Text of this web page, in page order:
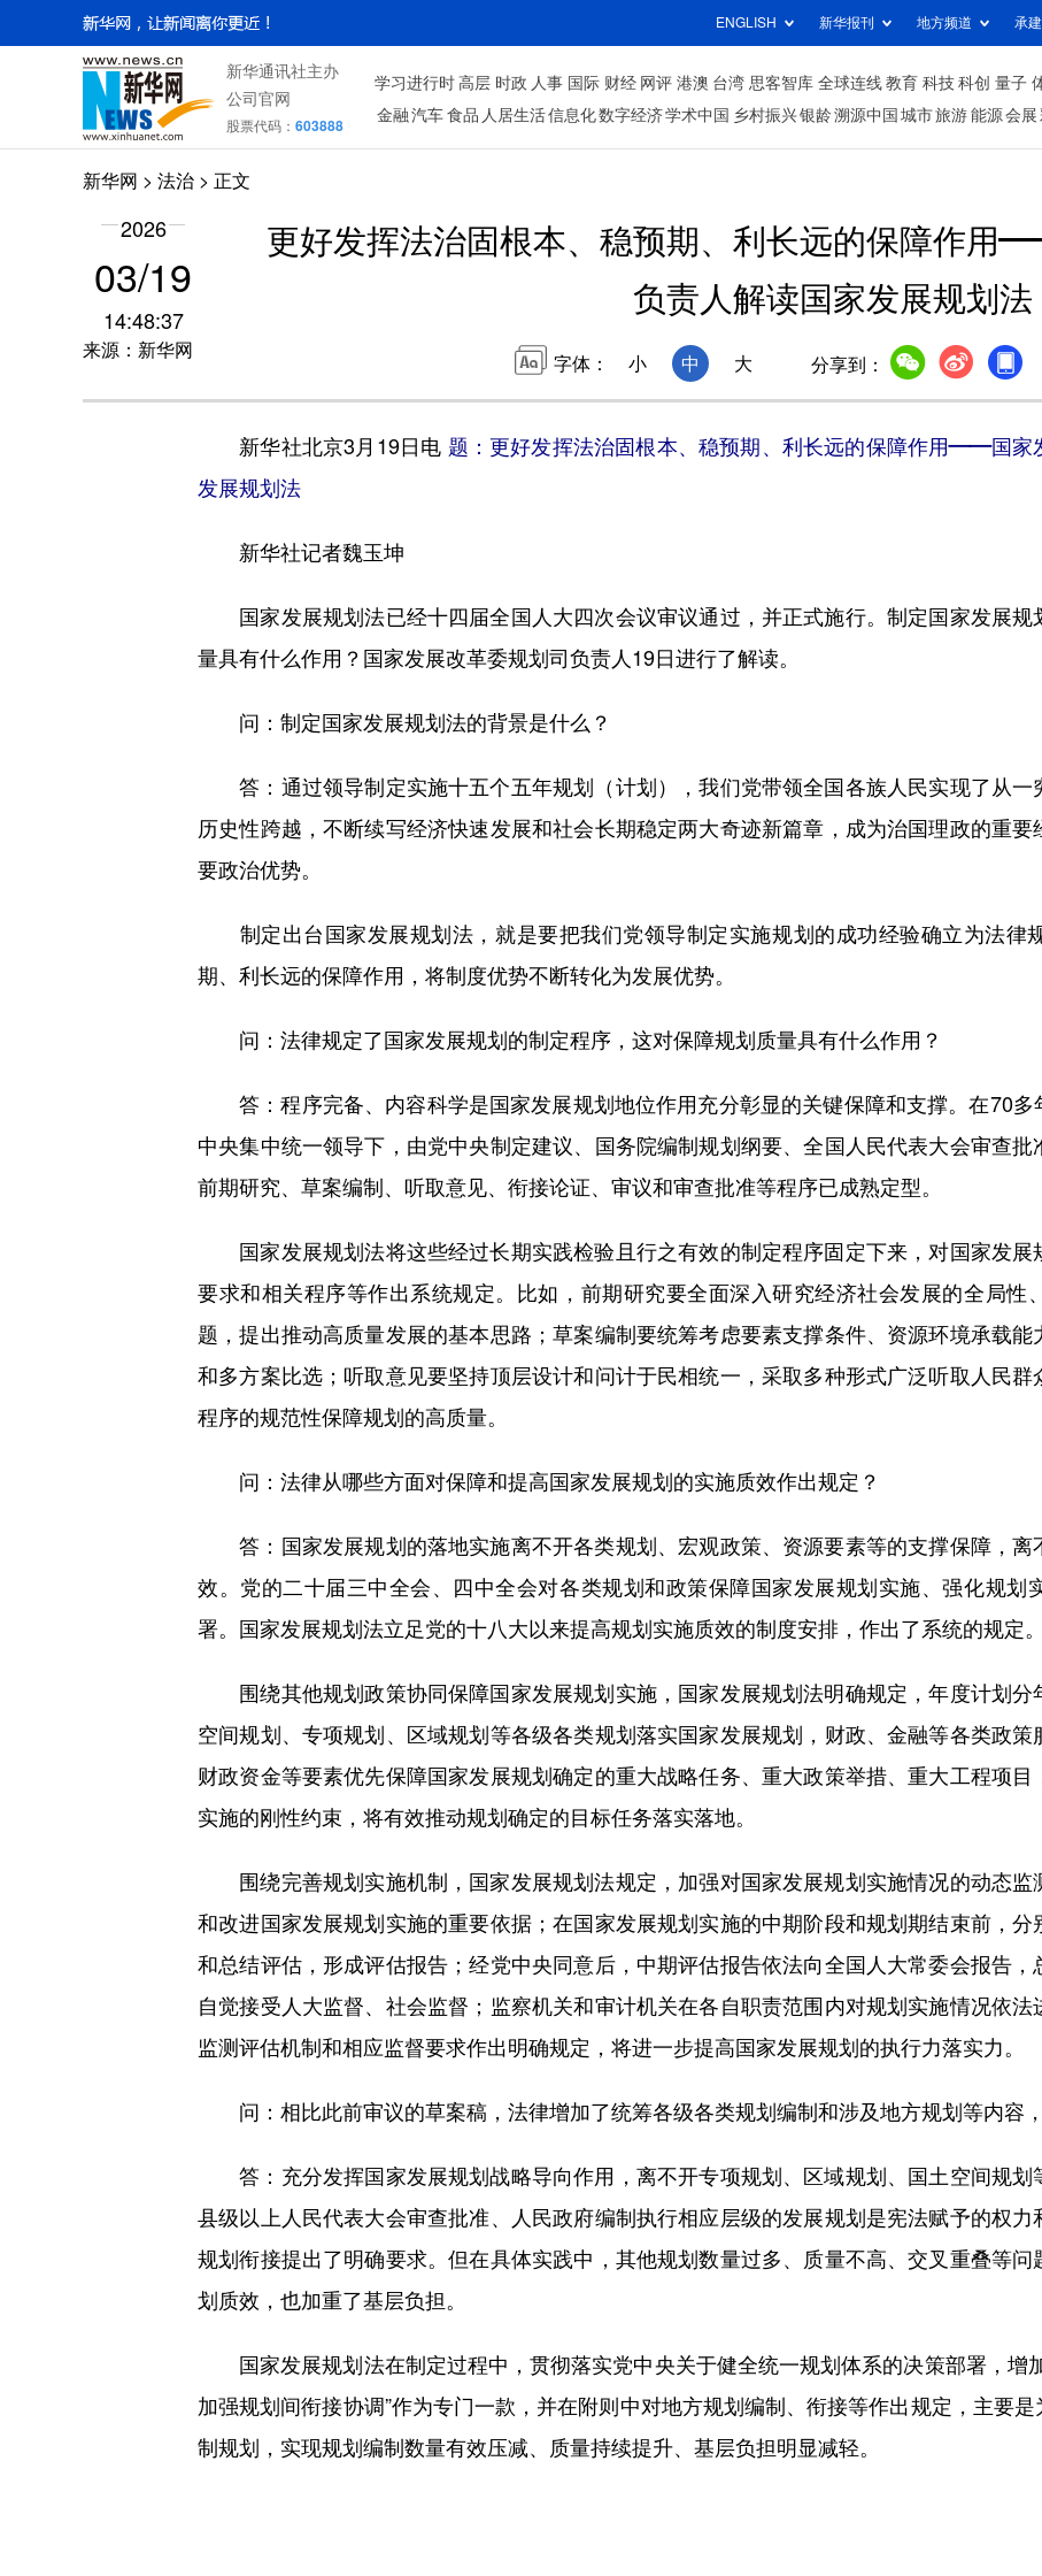
ENGLISH 新华报刊 地方频道 承
新华通讯社主办
公司官网
股票代码： 603888
学习进行时 高层 时政 人事 国际 财经 网评 港澳 台湾 思客智库 全球连线 教育 科技 科创 量子
金融 汽车 食品 人居生活信息化数字经济学术中国 乡村振兴银龄溯源中国 城市旅游 能源 会展
新华网 > 法治 > 正文
2026
03/19
14:48:37
来源：新华网
更好发挥法治固根本、稳预期、利长远的保障作用
负责人解读国家发展规划法
字体： 小 中 大 分享到：
新华社北京3月19日电 题：更好发挥法治固根本、稳预期、利长远的保障作用——国家
发展规划法
新华社记者魏玉坤
国家发展规划法已经十四届全国人大四次会议审议通过，并正式施行。制定国家发展规
量具有什么作用？国家发展改革委规划司负责人19日进行了解读。
问：制定国家发展规划法的背景是什么？
答：通过领导制定实施十五个五年规划（计划），我们党带领全国各族人民实现了从一
历史性跨越，不断续写经济快速发展和社会长期稳定两大奇迹新篇章，成为治国理政的重
要政治优势。
制定出台国家发展规划法，就是要把我们党领导制定实施规划的成功经验确立为法律
期、利长远的保障作用，将制度优势不断转化为发展优势。
问：法律规定了国家发展规划的制定程序，这对保障规划质量具有什么作用？
答：程序完备、内容科学是国家发展规划地位作用充分彰显的关键保障和支撑。在70多
中央集中统一领导下，由党中央制定建议、国务院编制规划纲要、全国人民代表大会审查
前期研究、草案编制、听取意见、衔接论证、审议和审查批准等程序已成熟定型。
国家发展规划法将这些经过长期实践检验且行之有效的制定程序固定下来，对国家发展
要求和相关程序等作出系统规定。比如，前期研究要全面深入研究经济社会发展的全局性
题，提出推动高质量发展的基本思路；草案编制要统筹考虑要素支撑条件、资源环境承载
和多方案比选；听取意见要坚持顶层设计和问计于民相统一，采取多种形式广泛听取人民
程序的规范性保障规划的高质量。
问：法律从哪些方面对保障和提高国家发展规划的实施质效作出规定？
答：国家发展规划的落地实施离不开各类规划、宏观政策、资源要素等的支撑保障，离
效。党的二十届三中全会、四中全会对各类规划和政策保障国家发展规划实施、强化规划
署。国家发展规划法立足党的十八大以来提高规划实施质效的制度安排，作出了系统的规定。
围绕其他规划政策协同保障国家发展规划实施，国家发展规划法明确规定，年度计划分
空间规划、专项规划、区域规划等各级各类规划落实国家发展规划，财政、金融等各类政
财政资金等要素优先保障国家发展规划确定的重大战略任务、重大政策举措、重大工程项目
实施的刚性约束，将有效推动规划确定的目标任务落实落地。
围绕完善规划实施机制，国家发展规划法规定，加强对国家发展规划实施情况的动态监
和改进国家发展规划实施的重要依据；在国家发展规划实施的中期阶段和规划期结束前，
和总结评估，形成评估报告；经党中央同意后，中期评估报告依法向全国人大常委会报告，
自觉接受人大监督、社会监督；监察机关和审计机关在各自职责范围内对规划实施情况依
监测评估机制和相应监督要求作出明确规定，将进一步提高国家发展规划的执行力落实力。
问：相比此前审议的草案稿，法律增加了统筹各级各类规划编制和涉及地方规划等内容
答：充分发挥国家发展规划战略导向作用，离不开专项规划、区域规划、国土空间规划
县级以上人民代表大会审查批准、人民政府编制执行相应层级的发展规划是宪法赋予的权
规划衔接提出了明确要求。但在具体实践中，其他规划数量过多、质量不高、交叉重叠等
划质效，也加重了基层负担。
国家发展规划法在制定过程中，贯彻落实党中央关于健全统一规划体系的决策部署，增加
加强规划间衔接协调”作为专门一款，并在附则中对地方规划编制、衔接等作出规定，主要
制规划，实现规划编制数量有效压减、质量持续提升、基层负担明显减轻。